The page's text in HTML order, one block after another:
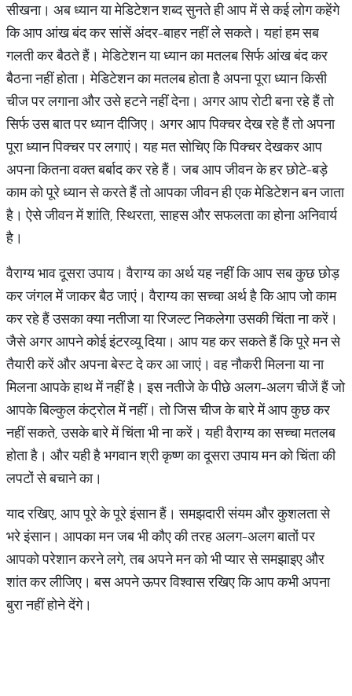
सीखना। अब ध्यान या मेडिटेशन शब्द सुनते ही आप में से कई लोग कहेंगे
कि आप आंख बंद कर सांसें अंदर-बाहर नहीं ले सकते। यहां हम सब
गलती कर बैठते हैं। मेडिटेशन या ध्यान का मतलब सिर्फ आंख बंद कर
बैठना नहीं होता। मेडिटेशन का मतलब होता है अपना पूरा ध्यान किसी
चीज पर लगाना और उसे हटने नहीं देना। अगर आप रोटी बना रहे हैं तो
सिर्फ उस बात पर ध्यान दीजिए। अगर आप पिक्चर देख रहे हैं तो अपना
पूरा ध्यान पिक्चर पर लगाएं। यह मत सोचिए कि पिक्चर देखकर आप
अपना कितना वक्त बर्बाद कर रहे हैं। जब आप जीवन के हर छोटे-बड़े
काम को पूरे ध्यान से करते हैं तो आपका जीवन ही एक मेडिटेशन बन जाता
है। ऐसे जीवन में शांति, स्थिरता, साहस और सफलता का होना अनिवार्य
है।
वैराग्य भाव दूसरा उपाय। वैराग्य का अर्थ यह नहीं कि आप सब कुछ छोड़
कर जंगल में जाकर बैठ जाएं। वैराग्य का सच्चा अर्थ है कि आप जो काम
कर रहे हैं उसका क्या नतीजा या रिजल्ट निकलेगा उसकी चिंता ना करें।
जैसे अगर आपने कोई इंटरव्यू दिया। आप यह कर सकते हैं कि पूरे मन से
तैयारी करें और अपना बेस्ट दे कर आ जाएं। वह नौकरी मिलना या ना
मिलना आपके हाथ में नहीं है। इस नतीजे के पीछे अलग-अलग चीजें हैं जो
आपके बिल्कुल कंट्रोल में नहीं। तो जिस चीज के बारे में आप कुछ कर
नहीं सकते, उसके बारे में चिंता भी ना करें। यही वैराग्य का सच्चा मतलब
होता है। और यही है भगवान श्री कृष्ण का दूसरा उपाय मन को चिंता की
लपटों से बचाने का।
याद रखिए, आप पूरे के पूरे इंसान हैं। समझदारी संयम और कुशलता से
भरे इंसान। आपका मन जब भी कौए की तरह अलग-अलग बातों पर
आपको परेशान करने लगे, तब अपने मन को भी प्यार से समझाइए और
शांत कर लीजिए। बस अपने ऊपर विश्वास रखिए कि आप कभी अपना
बुरा नहीं होने देंगे।